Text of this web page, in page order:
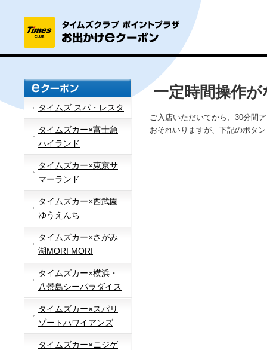
タイムズ スパ・レスタ
タイムズカー×富士急
ハイランド
タイムズカー×東京サ
マーランド
タイムズカー×西武園
ゆうえんち
タイムズカー×さがみ
湖MORI MORI
タイムズカー×横浜・
八景島シーパラダイス
タイムズカー×スパリ
ゾートハワイアンズ
タイムズカー×ニジゲ
一定時間操作
ご入店いただいてから、30分間
おそれいりますが、下記のボタ